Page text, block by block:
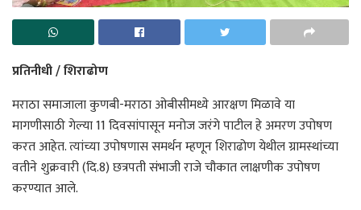
प्रतिनीधी / शिराढोण
मराठा समाजाला कुणबी-मराठा ओबीसीमध्ये आरक्षण मिळावे या
मागणीसाठी गेल्या 11 दिवसांपासून मनोज जरंगे पाटील हे अमरण उपोषण
करत आहेत. त्यांच्या उपोषणास समर्थन म्हणून शिराढोण येथील ग्रामस्थांच्या
वतीने शुक्रवारी (दि.8) छत्रपती संभाजी राजे चौकात लाक्षणीक उपोषण
करण्यात आले.